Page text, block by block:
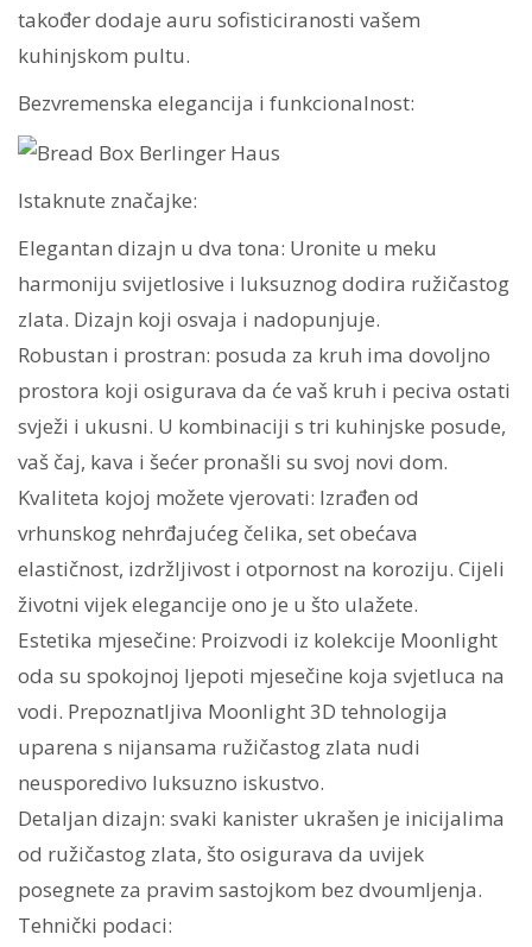
također dodaje auru sofisticiranosti vašem
kuhinjskom pultu.
Bezvremenska elegancija i funkcionalnost:
Istaknute značajke:
Elegantan dizajn u dva tona: Uronite u meku
harmoniju svijetlosive i luksuznog dodira ružičastog
zlata. Dizajn koji osvaja i nadopunjuje.
Robustan i prostran: posuda za kruh ima dovoljno
prostora koji osigurava da će vaš kruh i peciva ostati
svježi i ukusni. U kombinaciji s tri kuhinjske posude,
vaš čaj, kava i šećer pronašli su svoj novi dom.
Kvaliteta kojoj možete vjerovati: Izrađen od
vrhunskog nehrđajućeg čelika, set obećava
elastičnost, izdržljivost i otpornost na koroziju. Cijeli
životni vijek elegancije ono je u što ulažete.
Estetika mjesečine: Proizvodi iz kolekcije Moonlight
oda su spokojnoj ljepoti mjesečine koja svjetluca na
vodi. Prepoznatljiva Moonlight 3D tehnologija
uparena s nijansama ružičastog zlata nudi
neusporedivo luksuzno iskustvo.
Detaljan dizajn: svaki kanister ukrašen je inicijalima
od ružičastog zlata, što osigurava da uvijek
posegnete za pravim sastojkom bez dvoumljenja.
Tehnički podaci: